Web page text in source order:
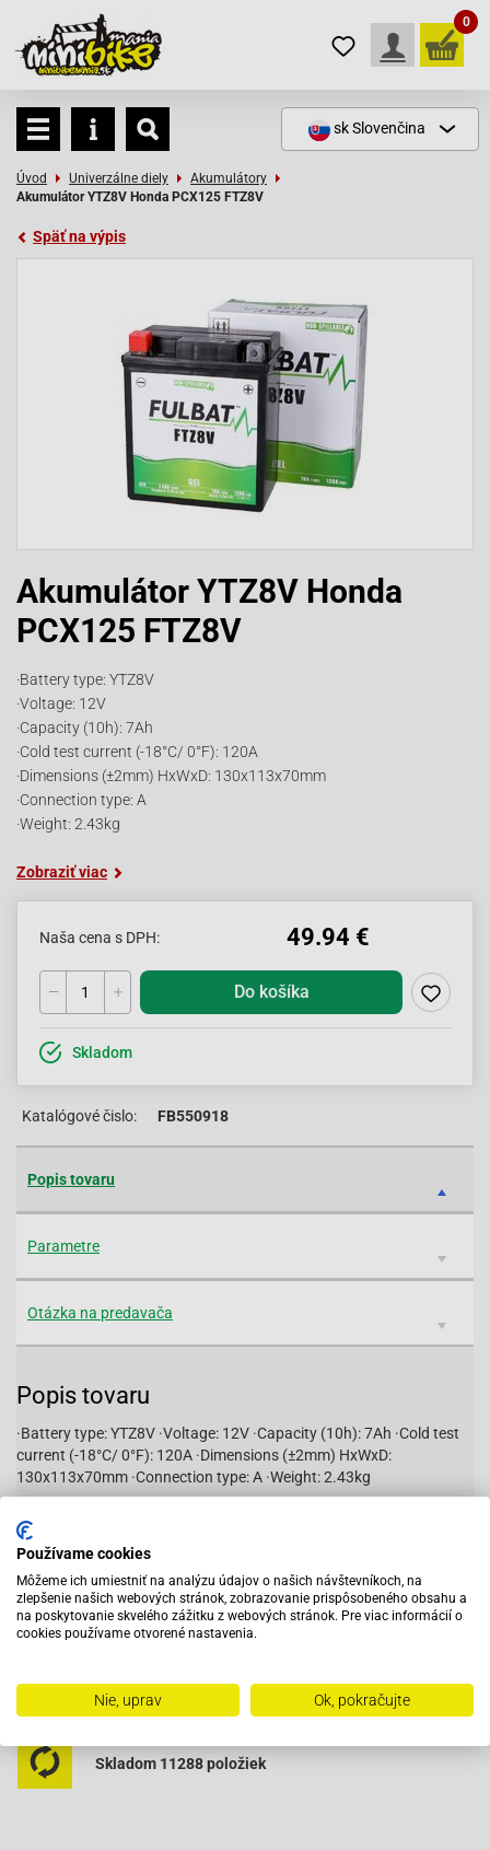
0
skSlovenčina
Úvod Univerzálne diely
Akumulátory
Akumulátor YTZ8V Honda PCX125 FTZ8V
Späť na výpis
Akumulátor YTZ8V Honda
PCX125 FTZ8V
·Battery type: YTZ8V
·Voltage: 12V
·Capacity (10h): 7Ah
·Cold test current (-18°C/ 0°F): 120A
·Dimensions (±2mm) HxWxD: 130x113x70mm
·Connection type: A
·Weight: 2.43kg
Zobraziť viac
Naša cena s DPH: 49.94 €
Do košíka
Skladom
Katalógové čislo: FB550918
Popis tovaru
Parametre
Otázka na predavača
Popis tovaru
·Battery type: YTZ8V ·Voltage: 12V ·Capacity (10h): 7Ah ·Cold test
current (-18°C/ 0°F): 120A ·Dimensions (±2mm) HxWxD:
130x113x70mm ·Connection type: A ·Weight: 2.43kg
Pri objednaní do 12:00 tovar zajtra u vás
Na trhu od roku 2007
Skladom 11288 položiek
Používame cookies
Môžeme ich umiestniť na analýzu údajov o našich návštevníkoch, na
zlepšenie našich webových stránok, zobrazovanie prispôsobeného obsahu a
na poskytovanie skvelého zážitku z webových stránok. Pre viac informácií o
cookies používame otvorené nastavenia.
Nie, uprav Ok, pokračujte